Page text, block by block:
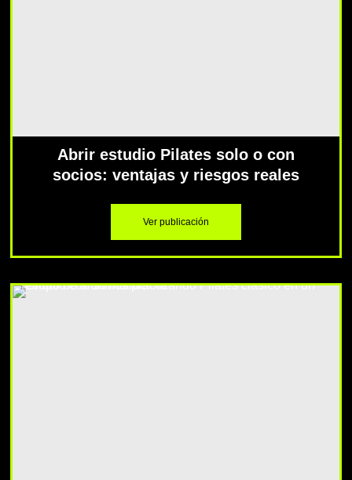
Abrir estudio Pilates solo o con
socios: ventajas y riesgos reales
Ver publicación